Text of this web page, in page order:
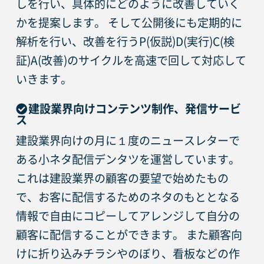
しを行い、具体的にどのように改善していく
かを提案します。 そして公開後にも定期的に
解析を行い、改善を行うP(仮説)D(実行)C(検
証)A(改善)のサイクルを高速で回して対応して
いきます。
建設業界向けコンテンツ制作、発信サービ
ス
建設業界向けの月に１度のニュースレターで
ある小ネタ配信デンタツを運営しています。
これは建設業界の顧客の要望で始めたもの
で、お客に配信するためのネタのもととなる
情報で自由にコピーしてアレンジして自分の
顧客に配信することができます。 また顧客向
けに折り込みチラシやのぼり、看板などの作